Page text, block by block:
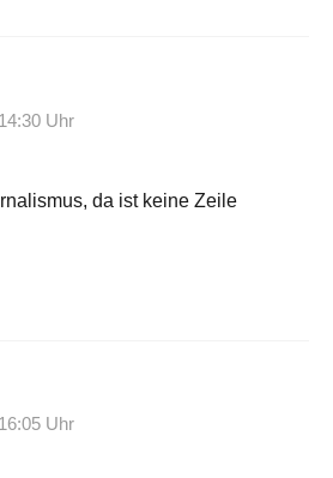
Uhr
da ist keine Zeile
Uhr